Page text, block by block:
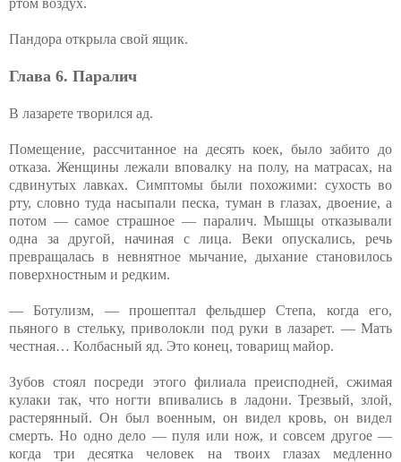
Пандора открыла свой ящик.
Глава 6. Паралич
В лазарете творился ад.
Помещение, рассчитанное на десять коек, было забито до
отказа. Женщины лежали вповалку на полу, на матрасах, на
сдвинутых лавках. Симптомы были похожими: сухость во
рту, словно туда насыпали песка, туман в глазах, двоение, а
потом — самое страшное — паралич. Мышцы отказывали
одна за другой, начиная с лица. Веки опускались, речь
превращалась в невнятное мычание, дыхание становилось
поверхностным и редким.
— Ботулизм, — прошептал фельдшер Степа, когда его,
пьяного в стельку, приволокли под руки в лазарет. — Мать
честная… Колбасный яд. Это конец, товарищ майор.
Зубов стоял посреди этого филиала преисподней, сжимая
кулаки так, что ногти впивались в ладони. Трезвый, злой,
растерянный. Он был военным, он видел кровь, он видел
смерть. Но одно дело — пуля или нож, и совсем другое —
когда три десятка человек на твоих глазах медленно